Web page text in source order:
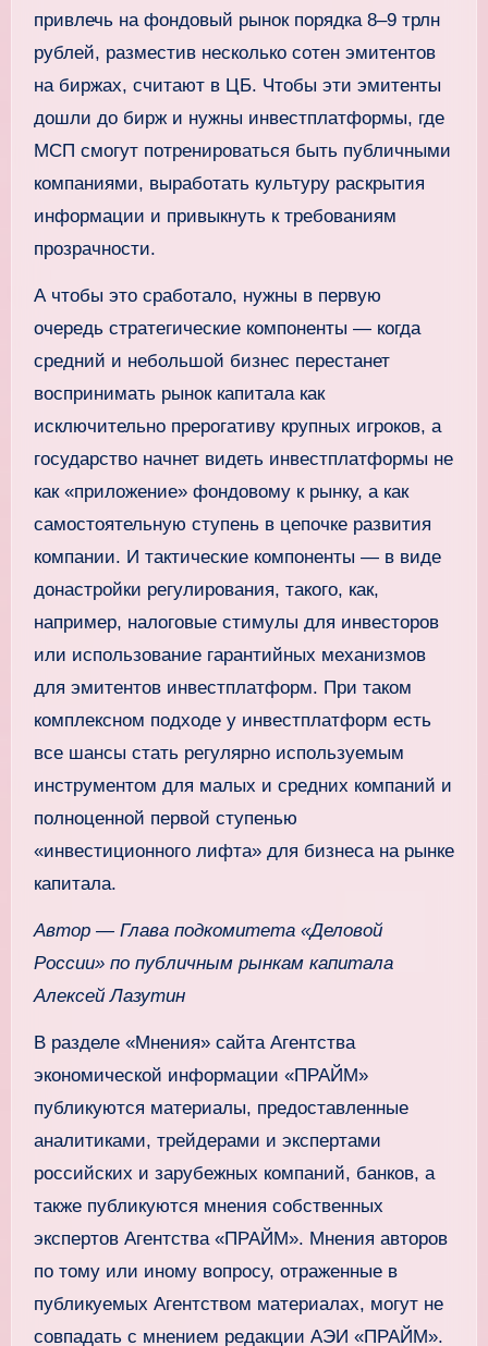
привлечь на фондовый рынок порядка 8–9 трлн
рублей, разместив несколько сотен эмитентов
на биржах, считают в ЦБ. Чтобы эти эмитенты
дошли до бирж и нужны инвестплатформы, где
МСП смогут потренироваться быть публичными
компаниями, выработать культуру раскрытия
информации и привыкнуть к требованиям
прозрачности.
А чтобы это сработало, нужны в первую
очередь стратегические компоненты — когда
средний и небольшой бизнес перестанет
воспринимать рынок капитала как
исключительно прерогативу крупных игроков, а
государство начнет видеть инвестплатформы не
как «приложение» фондовому к рынку, а как
самостоятельную ступень в цепочке развития
компании. И тактические компоненты — в виде
донастройки регулирования, такого, как,
например, налоговые стимулы для инвесторов
или использование гарантийных механизмов
для эмитентов инвестплатформ. При таком
комплексном подходе у инвестплатформ есть
все шансы стать регулярно используемым
инструментом для малых и средних компаний и
полноценной первой ступенью
«инвестиционного лифта» для бизнеса на рынке
капитала.
Автор — Глава подкомитета «Деловой
России» по публичным рынкам капитала
Алексей Лазутин
В разделе «Мнения» сайта Агентства
экономической информации «ПРАЙМ»
публикуются материалы, предоставленные
аналитиками, трейдерами и экспертами
российских и зарубежных компаний, банков, а
также публикуются мнения собственных
экспертов Агентства «ПРАЙМ». Мнения авторов
по тому или иному вопросу, отраженные в
публикуемых Агентством материалах, могут не
совпадать с мнением редакции АЭИ «ПРАЙМ».